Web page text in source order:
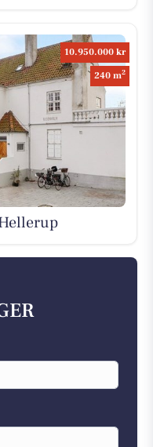
10.950.000 kr
240 m2